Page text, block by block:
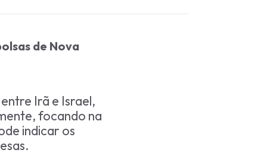
de Nova
Irã e Israel,
focando na
indicar os